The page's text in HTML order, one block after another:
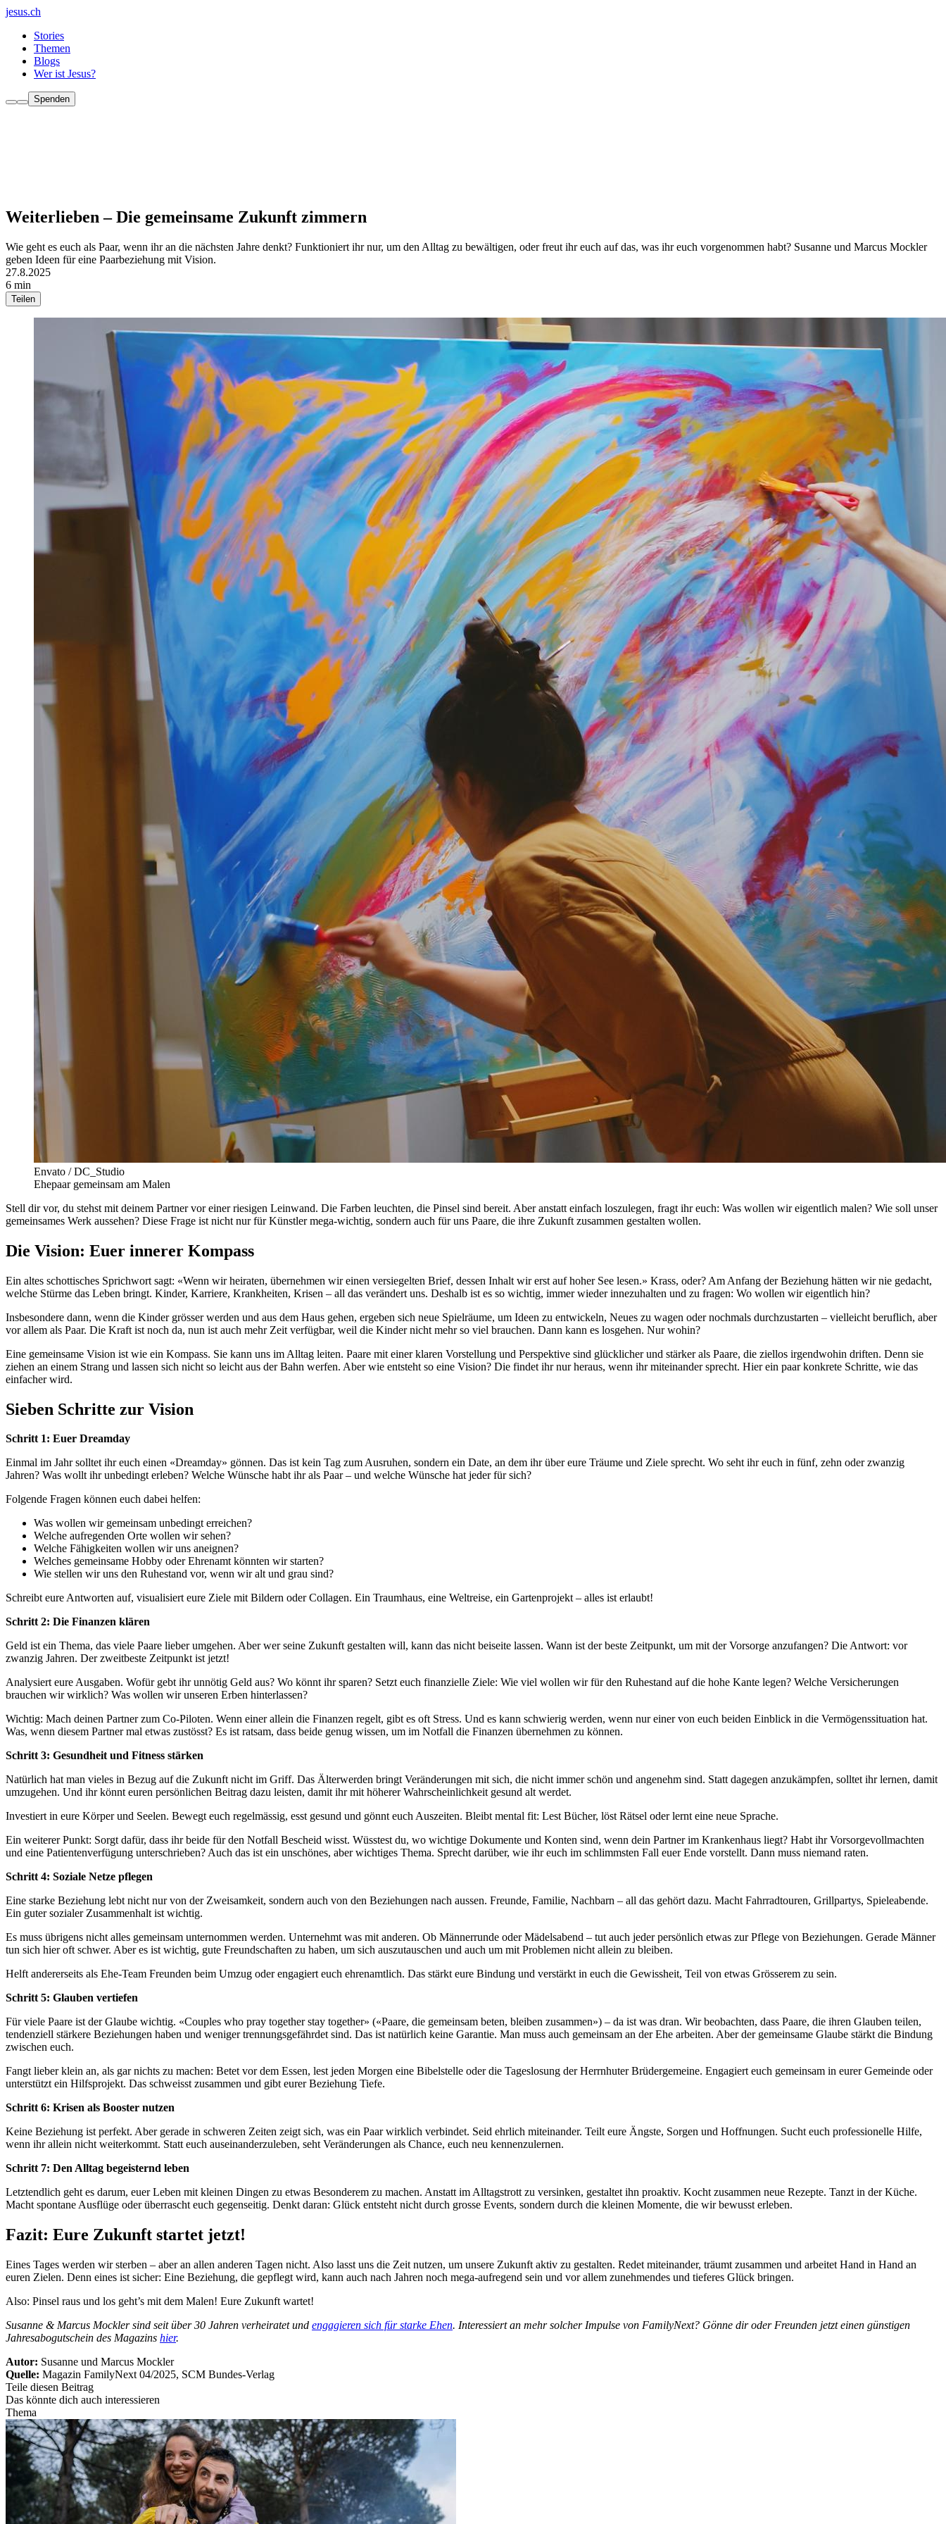
jesus.ch
Stories
Themen
Blogs
Wer ist Jesus?
Spenden
Weiterlieben – Die gemeinsame Zukunft zimmern
Wie geht es euch als Paar, wenn ihr an die nächsten Jahre denkt? Funktioniert ihr nur, um den Alltag zu bewältigen, oder freut ihr euch auf das, was ihr euch vorgenommen habt? Susanne und Marcus Mockler
geben Ideen für eine Paarbeziehung mit Vision.
27.8.2025
6 min
Teilen
Envato / DC_Studio
Ehepaar gemeinsam am Malen
Stell dir vor, du stehst mit deinem Partner vor einer riesigen Leinwand. Die Farben leuchten, die Pinsel sind bereit. Aber anstatt einfach loszulegen, fragt ihr euch: Was wollen wir eigentlich malen? Wie soll unser
gemeinsames Werk aussehen? Diese Frage ist nicht nur für Künstler mega-wichtig, sondern auch für uns Paare, die ihre Zukunft zusammen gestalten wollen.
Die Vision: Euer innerer Kompass
Ein altes schottisches Sprichwort sagt: «Wenn wir heiraten, übernehmen wir einen versiegelten Brief, dessen Inhalt wir erst auf hoher See lesen.» Krass, oder? Am Anfang der Beziehung hätten wir nie gedacht,
welche Stürme das Leben bringt. Kinder, Karriere, Krankheiten, Krisen – all das verändert uns. Deshalb ist es so wichtig, immer wieder innezuhalten und zu fragen: Wo wollen wir eigentlich hin?
Insbesondere dann, wenn die Kinder grösser werden und aus dem Haus gehen, ergeben sich neue Spielräume, um Ideen zu entwickeln, Neues zu wagen oder nochmals durchzustarten – vielleicht beruflich, aber
vor allem als Paar. Die Kraft ist noch da, nun ist auch mehr Zeit verfügbar, weil die Kinder nicht mehr so viel brauchen. Dann kann es losgehen. Nur wohin?
Eine gemeinsame Vision ist wie ein Kompass. Sie kann uns im Alltag leiten. Paare mit einer klaren Vorstellung und Perspektive sind glücklicher und stärker als Paare, die ziellos irgendwohin driften. Denn sie
ziehen an einem Strang und lassen sich nicht so leicht aus der Bahn werfen. Aber wie entsteht so eine Vision? Die findet ihr nur heraus, wenn ihr miteinander sprecht. Hier ein paar konkrete Schritte, wie das
einfacher wird.
Sieben Schritte zur Vision
Schritt 1: Euer Dreamday
Einmal im Jahr solltet ihr euch einen «Dreamday» gönnen. Das ist kein Tag zum Ausruhen, sondern ein Date, an dem ihr über eure Träume und Ziele sprecht. Wo seht ihr euch in fünf, zehn oder zwanzig
Jahren? Was wollt ihr unbedingt erleben? Welche Wünsche habt ihr als Paar – und welche Wünsche hat jeder für sich?
Folgende Fragen können euch dabei helfen:
Was wollen wir gemeinsam unbedingt erreichen?
Welche aufregenden Orte wollen wir sehen?
Welche Fähigkeiten wollen wir uns aneignen?
Welches gemeinsame Hobby oder Ehrenamt könnten wir starten?
Wie stellen wir uns den Ruhestand vor, wenn wir alt und grau sind?
Schreibt eure Antworten auf, visualisiert eure Ziele mit Bildern oder Collagen. Ein Traumhaus, eine Weltreise, ein Gartenprojekt – alles ist erlaubt!
Schritt 2: Die Finanzen klären
Geld ist ein Thema, das viele Paare lieber umgehen. Aber wer seine Zukunft gestalten will, kann das nicht beiseite lassen. Wann ist der beste Zeitpunkt, um mit der Vorsorge anzufangen? Die Antwort: vor
zwanzig Jahren. Der zweitbeste Zeitpunkt ist jetzt!
Analysiert eure Ausgaben. Wofür gebt ihr unnötig Geld aus? Wo könnt ihr sparen? Setzt euch finanzielle Ziele: Wie viel wollen wir für den Ruhestand auf die hohe Kante legen? Welche Versicherungen
brauchen wir wirklich? Was wollen wir unseren Erben hinterlassen?
Wichtig: Mach deinen Partner zum Co-Piloten. Wenn einer allein die Finanzen regelt, gibt es oft Stress. Und es kann schwierig werden, wenn nur einer von euch beiden Einblick in die Vermögenssituation hat.
Was, wenn diesem Partner mal etwas zustösst? Es ist ratsam, dass beide genug wissen, um im Notfall die Finanzen übernehmen zu können.
Schritt 3: Gesundheit und Fitness stärken
Natürlich hat man vieles in Bezug auf die Zukunft nicht im Griff. Das Älterwerden bringt Veränderungen mit sich, die nicht immer schön und angenehm sind. Statt dagegen anzukämpfen, solltet ihr lernen, damit
umzugehen. Und ihr könnt euren persönlichen Beitrag dazu leisten, damit ihr mit höherer Wahrscheinlichkeit gesund alt werdet.
Investiert in eure Körper und Seelen. Bewegt euch regelmässig, esst gesund und gönnt euch Auszeiten. Bleibt mental fit: Lest Bücher, löst Rätsel oder lernt eine neue Sprache.
Ein weiterer Punkt: Sorgt dafür, dass ihr beide für den Notfall Bescheid wisst. Wüsstest du, wo wichtige Dokumente und Konten sind, wenn dein Partner im Krankenhaus liegt? Habt ihr Vorsorgevollmachten
und eine Patientenverfügung unterschrieben? Auch das ist ein unschönes, aber wichtiges Thema. Sprecht darüber, wie ihr euch im schlimmsten Fall euer Ende vorstellt. Dann muss niemand raten.
Schritt 4: Soziale Netze pflegen
Eine starke Beziehung lebt nicht nur von der Zweisamkeit, sondern auch von den Beziehungen nach aussen. Freunde, Familie, Nachbarn – all das gehört dazu. Macht Fahrradtouren, Grillpartys, Spieleabende.
Ein guter sozialer Zusammenhalt ist wichtig.
Es muss übrigens nicht alles gemeinsam unternommen werden. Unternehmt was mit anderen. Ob Männerrunde oder Mädelsabend – tut auch jeder persönlich etwas zur Pflege von Beziehungen. Gerade Männer
tun sich hier oft schwer. Aber es ist wichtig, gute Freundschaften zu haben, um sich auszutauschen und auch um mit Problemen nicht allein zu bleiben.
Helft andererseits als Ehe-Team Freunden beim Umzug oder engagiert euch ehrenamtlich. Das stärkt eure Bindung und verstärkt in euch die Gewissheit, Teil von etwas Grösserem zu sein.
Schritt 5: Glauben vertiefen
Für viele Paare ist der Glaube wichtig. «Couples who pray together stay together» («Paare, die gemeinsam beten, bleiben zusammen») – da ist was dran. Wir beobachten, dass Paare, die ihren Glauben teilen,
tendenziell stärkere Beziehungen haben und weniger trennungsgefährdet sind. Das ist natürlich keine Garantie. Man muss auch gemeinsam an der Ehe arbeiten. Aber der gemeinsame Glaube stärkt die Bindung
zwischen euch.
Fangt lieber klein an, als gar nichts zu machen: Betet vor dem Essen, lest jeden Morgen eine Bibelstelle oder die Tageslosung der Herrnhuter Brüdergemeine. Engagiert euch gemeinsam in eurer Gemeinde oder
unterstützt ein Hilfsprojekt. Das schweisst zusammen und gibt eurer Beziehung Tiefe.
Schritt 6: Krisen als Booster nutzen
Keine Beziehung ist perfekt. Aber gerade in schweren Zeiten zeigt sich, was ein Paar wirklich verbindet. Seid ehrlich miteinander. Teilt eure Ängste, Sorgen und Hoffnungen. Sucht euch professionelle Hilfe,
wenn ihr allein nicht weiterkommt. Statt euch auseinanderzuleben, seht Veränderungen als Chance, euch neu kennenzulernen.
Schritt 7: Den Alltag begeisternd leben
Letztendlich geht es darum, euer Leben mit kleinen Dingen zu etwas Besonderem zu machen. Anstatt im Alltagstrott zu versinken, gestaltet ihn proaktiv. Kocht zusammen neue Rezepte. Tanzt in der Küche.
Macht spontane Ausflüge oder überrascht euch gegenseitig. Denkt daran: Glück entsteht nicht durch grosse Events, sondern durch die kleinen Momente, die wir bewusst erleben.
Fazit: Eure Zukunft startet jetzt!
Eines Tages werden wir sterben – aber an allen anderen Tagen nicht. Also lasst uns die Zeit nutzen, um unsere Zukunft aktiv zu gestalten. Redet miteinander, träumt zusammen und arbeitet Hand in Hand an
euren Zielen. Denn eines ist sicher: Eine Beziehung, die gepflegt wird, kann auch nach Jahren noch mega-aufregend sein und vor allem zunehmendes und tieferes Glück bringen.
Also: Pinsel raus und los geht’s mit dem Malen! Eure Zukunft wartet!
Susanne & Marcus Mockler sind seit über 30 Jahren verheiratet und engagieren sich für starke Ehen. Interessiert an mehr solcher Impulse von FamilyNext? Gönne dir oder Freunden jetzt einen günstigen
Jahresabogutschein des Magazins hier.
Autor: Susanne und Marcus Mockler
Quelle: Magazin FamilyNext 04/2025, SCM Bundes-Verlag
Teile diesen Beitrag
Das könnte dich auch interessieren
Thema